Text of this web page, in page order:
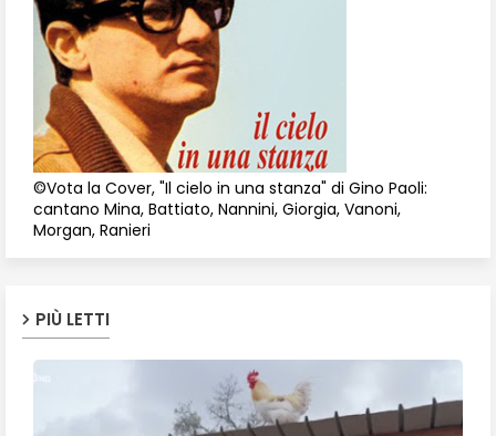
©Vota la Cover, "Il cielo in una stanza" di Gino Paoli:
cantano Mina, Battiato, Nannini, Giorgia, Vanoni,
Morgan, Ranieri
PIÙ LETTI